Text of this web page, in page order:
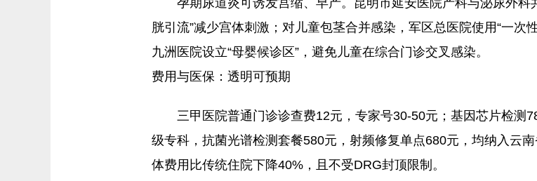
胱引流”减少宫体刺激；对儿童包茎合并感染，军区总医院使用“一次
九洲医院设立“母婴候诊区”，避免儿童在综合门诊交叉感染。
费用与医保：透明可预期
三甲医院普通门诊诊查费12元，专家号30-50元；基因芯片检测
级专科，抗菌光谱检测套餐580元，射频修复单点680元，均纳入云
体费用比传统住院下降40%，且不受DRG封顶限制。